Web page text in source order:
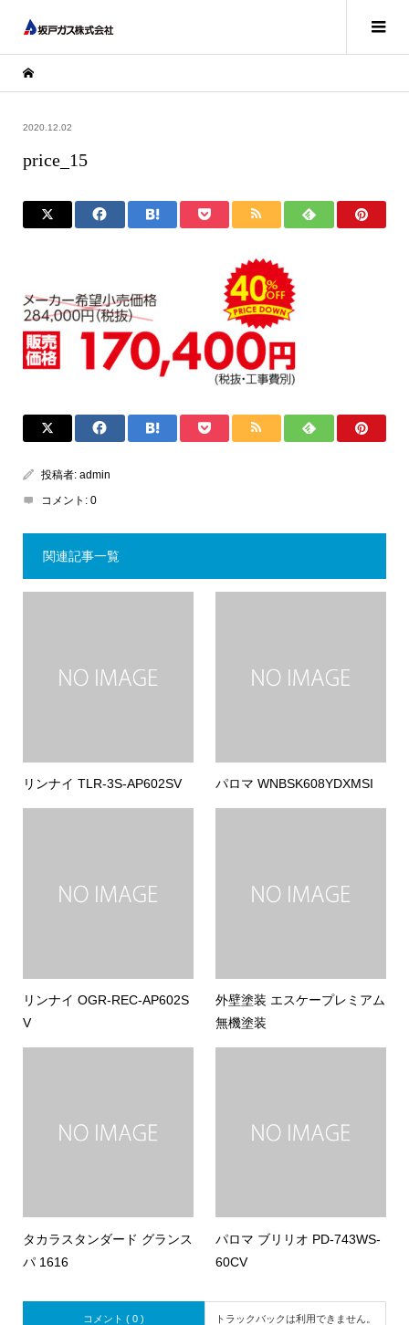
2020.12.02
price_15
投稿者: admin
コメント: 0
関連記事一覧
リンナイ TLR-3S-AP602SV パロマ WNBSK608YDXMSI
リンナイ OGR-REC-AP602S
V
外壁塗装 エスケープレミアム
無機塗装
タカラスタンダード グランス
パ 1616
パロマ ブリリオ PD-743WS-
60CV
コメント ( 0 ) トラックバックは利用できません。